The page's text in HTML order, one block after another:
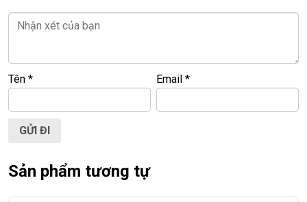
Tên * Email*
Sản phẩm tương tự